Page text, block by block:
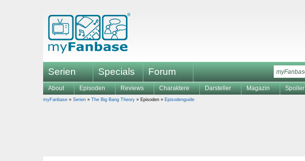
Serien Specials Forum
About Episoden Reviews Charaktere Darsteller Magazin Spoiler
myFanbase » Serien » The Big Bang Theory » Episoden » Episodenguide